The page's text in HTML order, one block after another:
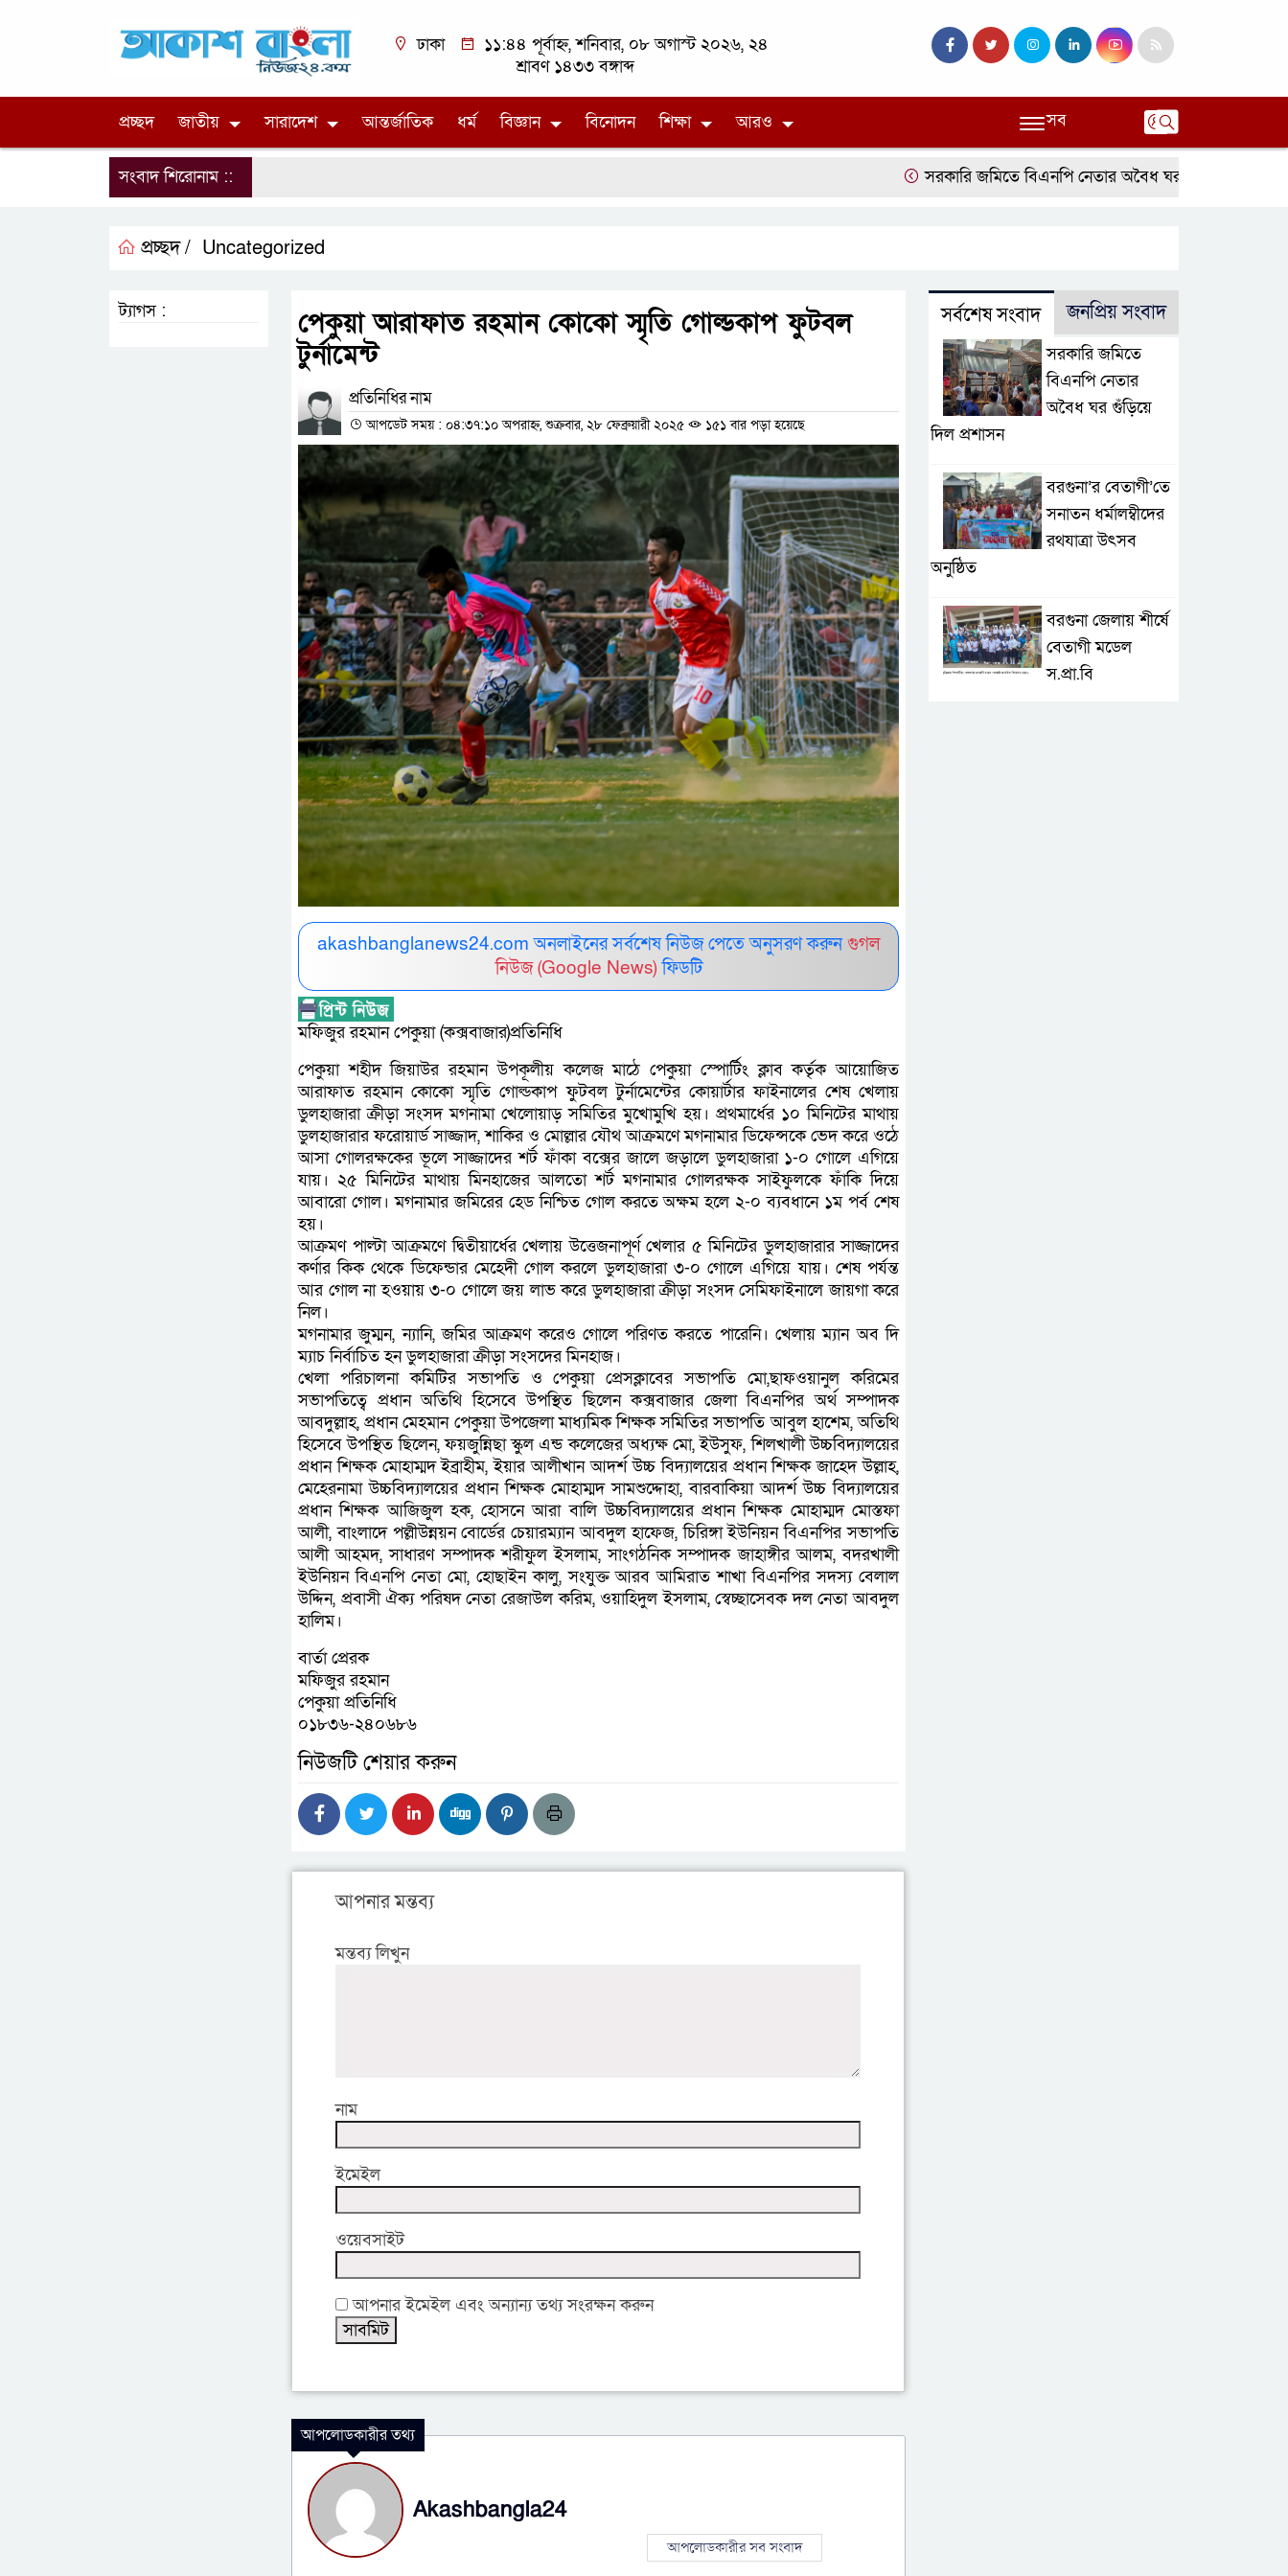
ঢাকা
১১:৪৪ পূর্বাহ্ন, শনিবার, ০৮ অগাস্ট ২০২৬, ২৪
শ্রাবণ ১৪৩৩ বঙ্গাব্দ
প্রচ্ছদ জাতীয় সারাদেশ আন্তর্জাতিক ধর্ম বিজ্ঞান বিনোদন শিক্ষা আরও সব
সংবাদ শিরোনাম :: সরকারি জমিতে বিএনপি নেতার অবৈধ ঘর গুঁড়িয়ে দিল প্রশাসন
প্রচ্ছদ / Uncategorized
পেকুয়া আরাফাত রহমান কোকো স্মৃতি গোল্ডকাপ ফুটবল
টুর্নামেন্ট
প্রতিনিধির নাম
আপডেট সময় : ০৪:৩৭:১০ অপরাহ্ন, শুক্রবার, ২৮ ফেব্রুয়ারী ২০২৫ ১৫১ বার পড়া হয়েছে
akashbanglanews24.com অনলাইনের সর্বশেষ নিউজ পেতে অনুসরণ করুনগুগল
নিউজ (Google News) ফিডটি
মফিজুর রহমান পেকুয়া (কক্সবাজার)প্রতিনিধি
পেকুয়া শহীদ জিয়াউর রহমান উপকূলীয় কলেজ মাঠে পেকুয়া স্পোর্টিং ক্লাব কর্তৃক আয়োজিত
আরাফাত রহমান কোকো স্মৃতি গোল্ডকাপ ফুটবল টুর্নামেন্টের কোয়ার্টার ফাইনালের শেষ খেলায়
ডুলহাজারা ক্রীড়া সংসদ মগনামা খেলোয়াড় সমিতির মুখোমুখি হয়। প্রথমার্ধের ১০ মিনিটের মাথায়
ডুলহাজারার ফরোয়ার্ড সাজ্জাদ, শাকির ও মোল্লার যৌথ আক্রমণে মগনামার ডিফেন্সকে ভেদ করে ওঠে
আসা গোলরক্ষকের ভূলে সাজ্জাদের শর্ট ফাঁকা বক্সের জালে জড়ালে ডুলহাজারা ১-০ গোলে এগিয়ে
যায়। ২৫ মিনিটের মাথায় মিনহাজের আলতো শর্ট মগনামার গোলরক্ষক সাইফুলকে ফাঁকি দিয়ে
আবারো গোল। মগনামার জমিরের হেড নিশ্চিত গোল করতে অক্ষম হলে ২-০ ব্যবধানে ১ম পর্ব শেষ
হয়।
আক্রমণ পাল্টা আক্রমণে দ্বিতীয়ার্ধের খেলায় উত্তেজনাপূর্ণ খেলার ৫ মিনিটের ডুলহাজারার সাজ্জাদের
কর্ণার কিক থেকে ডিফেন্ডার মেহেদী গোল করলে ডুলহাজারা ৩-০ গোলে এগিয়ে যায়। শেষ পর্যন্ত
আর গোল না হওয়ায় ৩-০ গোলে জয় লাভ করে ডুলহাজারা ক্রীড়া সংসদ সেমিফাইনালে জায়গা করে
নিল।
মগনামার জুম্মন, ন্যানি, জমির আক্রমণ করেও গোলে পরিণত করতে পারেনি। খেলায় ম্যান অব দি
ম্যাচ নির্বাচিত হন ডুলহাজারা ক্রীড়া সংসদের মিনহাজ।
খেলা পরিচালনা কমিটির সভাপতি ও পেকুয়া প্রেসক্লাবের সভাপতি মো,ছাফওয়ানুল করিমের
সভাপতিত্বে প্রধান অতিথি হিসেবে উপস্থিত ছিলেন কক্সবাজার জেলা বিএনপির অর্থ সম্পাদক
আবদুল্লাহ, প্রধান মেহমান পেকুয়া উপজেলা মাধ্যমিক শিক্ষক সমিতির সভাপতি আবুল হাশেম, অতিথি
হিসেবে উপস্থিত ছিলেন, ফয়জুন্নিছা স্কুল এন্ড কলেজের অধ্যক্ষ মো, ইউসুফ, শিলখালী উচ্চবিদ্যালয়ের
প্রধান শিক্ষক মোহাম্মদ ইব্রাহীম, ইয়ার আলীখান আদর্শ উচ্চ বিদ্যালয়ের প্রধান শিক্ষক জাহেদ উল্লাহ,
মেহেরনামা উচ্চবিদ্যালয়ের প্রধান শিক্ষক মোহাম্মদ সামশুদ্দোহা, বারবাকিয়া আদর্শ উচ্চ বিদ্যালয়ের
প্রধান শিক্ষক আজিজুল হক, হোসনে আরা বালি উচ্চবিদ্যালয়ের প্রধান শিক্ষক মোহাম্মদ মোস্তফা
আলী, বাংলাদে পল্লীউন্নয়ন বোর্ডের চেয়ারম্যান আবদুল হাফেজ, চিরিঙ্গা ইউনিয়ন বিএনপির সভাপতি
আলী আহমদ, সাধারণ সম্পাদক শরীফুল ইসলাম, সাংগঠনিক সম্পাদক জাহাঙ্গীর আলম, বদরখালী
ইউনিয়ন বিএনপি নেতা মো, হোছাইন কালু, সংযুক্ত আরব আমিরাত শাখা বিএনপির সদস্য বেলাল
উদ্দিন, প্রবাসী ঐক্য পরিষদ নেতা রেজাউল করিম, ওয়াহিদুল ইসলাম, স্বেচ্ছাসেবক দল নেতা আবদুল
হালিম।
বার্তা প্রেরক
মফিজুর রহমান
পেকুয়া প্রতিনিধি
০১৮৩৬-২৪০৬৮৬
নিউজটি শেয়ার করুন
আপনার মন্তব্য
মন্তব্য লিখুন
নাম
ইমেইল
ওয়েবসাইট
আপনার ইমেইল এবং অন্যান্য তথ্য সংরক্ষন করুন
আপলোডকারীর তথ্য
Akashbangla24
আপলোডকারীর সব সংবাদ
ট্যাগস : সর্বশেষ সংবাদ জনপ্রিয় সংবাদ
সরকারি জমিতে
বিএনপি নেতার
অবৈধ ঘর গুঁড়িয়ে
দিল প্রশাসন
বরগুনা’র বেতাগী’তে
সনাতন ধর্মালম্বীদের
রথযাত্রা উৎসব
অনুষ্ঠিত
বরগুনা জেলায় শীর্ষে
বেতাগী মডেল
স.প্রা.বি